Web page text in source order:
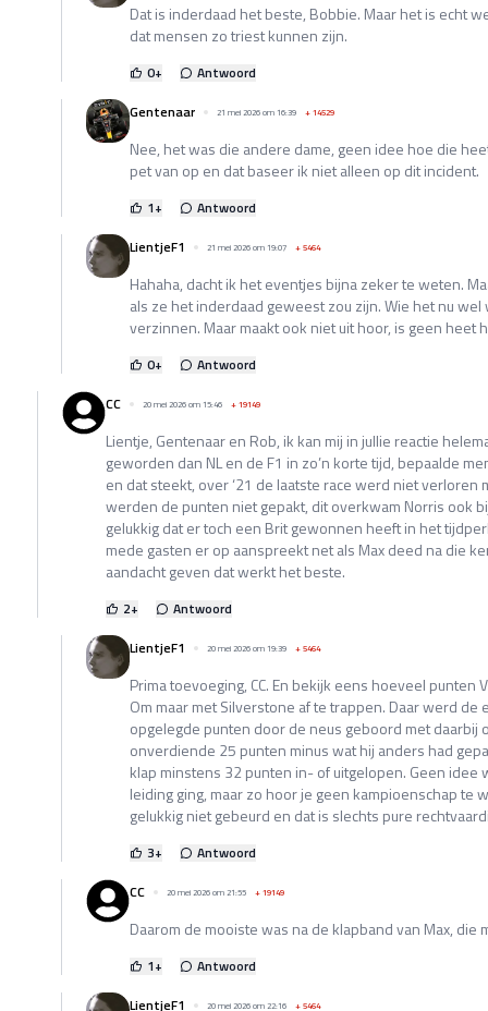
Dat is inderdaad het beste, Bobbie. Maar het is echt
dat mensen zo triest kunnen zijn.
0+
Antwoord
Gentenaar
21 mei 2026 om 16:39 +14529
Nee, het was die andere dame, geen idee hoe die
pet van op en dat baseer ik niet alleen op dit incident.
1+
Antwoord
LientjeF1
21 mei 2026 om 19:07 +5464
Hahaha, dacht ik het eventjes bijna zeker te weten.
als ze het inderdaad geweest zou zijn. Wie het nu
verzinnen. Maar maakt ook niet uit hoor, is geen heet
0+
Antwoord
CC
20 mei 2026 om 15:46 +19149
Lientje, Gentenaar en Rob, ik kan mij in jullie reactie
geworden dan NL en de F1 in zo’n korte tijd, bepaalde
en dat steekt, over ‘21 de laatste race werd niet
werden de punten niet gepakt, dit overkwam Norris ook
gelukkig dat er toch een Brit gewonnen heeft in het
mede gasten er op aanspreekt net als Max deed na die
aandacht geven dat werkt het beste.
2+
Antwoord
LientjeF1
20 mei 2026 om 19:39 +5464
Prima toevoeging, CC. En bekijk eens hoeveel punten
Om maar met Silverstone af te trappen. Daar werd
opgelegde punten door de neus geboord met daarbij
onverdiende 25 punten minus wat hij anders had
klap minstens 32 punten in- of uitgelopen. Geen idee
leiding ging, maar zo hoor je geen kampioenschap te
gelukkig niet gebeurd en dat is slechts pure
3+
Antwoord
CC
20 mei 2026 om 21:55 +19149
Daarom de mooiste was na de klapband van Max, die
1+
Antwoord
LientjeF1
20 mei 2026 om 22:16 +5464